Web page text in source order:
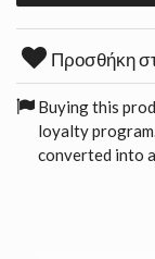
Προσθήκη
Buying this
loyalty
converted into